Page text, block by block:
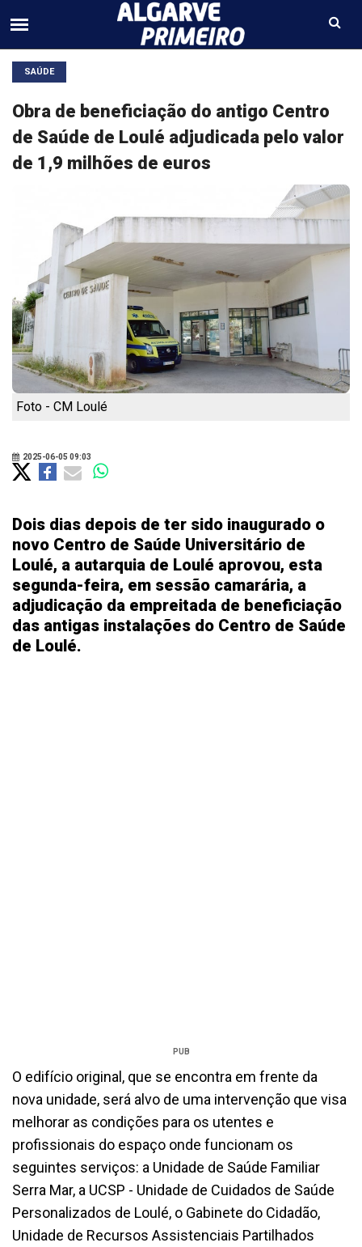
SAÚDE
Obra de beneficiação do antigo Centro
de Saúde de Loulé adjudicada pelo valor
de 1,9 milhões de euros
Foto - CM Loulé
2025-06-05 09:03
Dois dias depois de ter sido inaugurado o
novo Centro de Saúde Universitário de
Loulé, a autarquia de Loulé aprovou, esta
segunda-feira, em sessão camarária, a
adjudicação da empreitada de beneficiação
das antigas instalações do Centro de Saúde
de Loulé.
PUB
O edifício original, que se encontra em frente da
nova unidade, será alvo de uma intervenção que visa
melhorar as condições para os utentes e
profissionais do espaço onde funcionam os
seguintes serviços: a Unidade de Saúde Familiar
Serra Mar, a UCSP - Unidade de Cuidados de Saúde
Personalizados de Loulé, o Gabinete do Cidadão,
Unidade de Recursos Assistenciais Partilhados